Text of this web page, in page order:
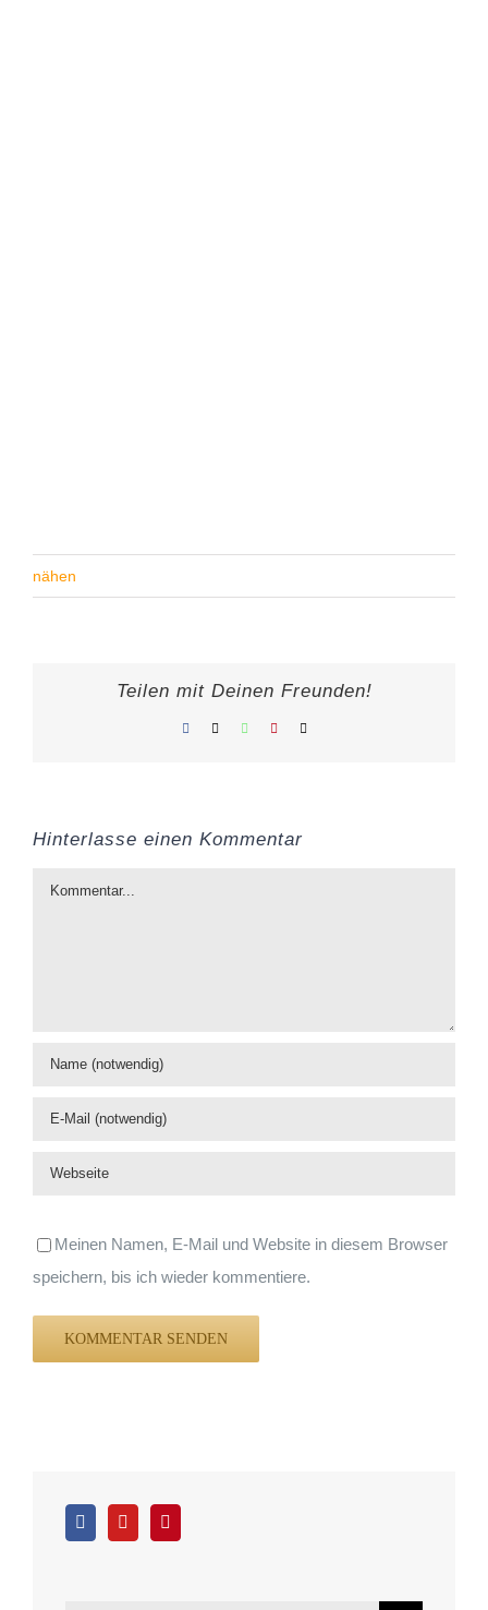
nähen
Teilen mit Deinen Freunden!
Facebook
X WhatsApp
Pinterest
E-
Hinterlasse einen Kommentar
Kommentar
Meinen Namen, E-Mail und Website in diesem Browser
speichern, bis ich wieder kommentiere.